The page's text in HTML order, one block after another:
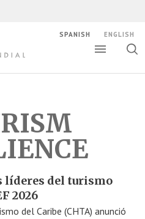
SPANISH ENGLISH
líderes del turismo
2026
del Caribe (CHTA) anunció